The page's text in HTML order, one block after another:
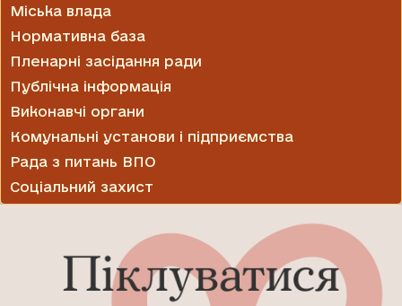
Міська влада
Нормативна база
Пленарні засідання ради
Публічна інформація
Виконавчі органи
Комунальні установи і підприємства
Рада з питань ВПО
Соціальний захист